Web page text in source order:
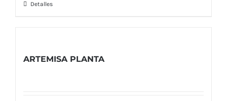
Detalles
ARTEMISA PLANTA